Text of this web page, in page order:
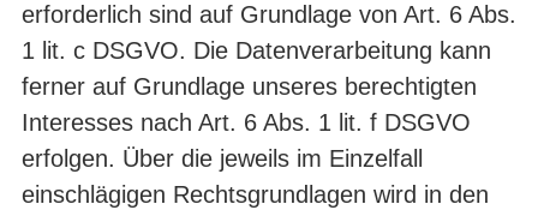
erforderlich sind auf Grundlage von Art. 6 Abs.
1 lit. c DSGVO. Die Datenverarbeitung kann
ferner auf Grundlage unseres berechtigten
Interesses nach Art. 6 Abs. 1 lit. f DSGVO
erfolgen. Über die jeweils im Einzelfall
einschlägigen Rechtsgrundlagen wird in den